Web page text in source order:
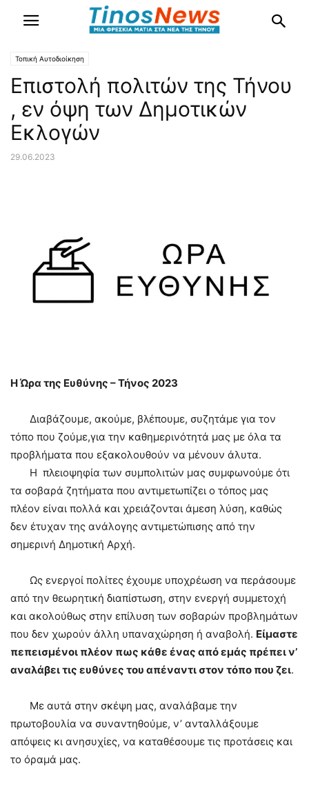
Τοπική Αυτοδιοίκηση
Επιστολή πολιτών της Τήνου
, εν όψη των Δημοτικών
Εκλογών
29.06.2023
Η Ώρα της Ευθύνης – Τήνος 2023
Διαβάζουμε, ακούμε, βλέπουμε, συζητάμε για τον
τόπο που ζούμε,για την καθημερινότητά μας με όλα τα
προβλήματα που εξακολουθούν να μένουν άλυτα.
Η πλειοψηφία των συμπολιτών μας συμφωνούμε ότι
τα σοβαρά ζητήματα που αντιμετωπίζει ο τόπος μας
πλέον είναι πολλά και χρειάζονται άμεση λύση, καθώς
δεν έτυχαν της ανάλογης αντιμετώπισης από την
σημερινή Δημοτική Αρχή.
Ως ενεργοί πολίτες έχουμε υποχρέωση να περάσουμε
από την θεωρητική διαπίστωση, στην ενεργή συμμετοχή
και ακολούθως στην επίλυση των σοβαρών προβλημάτων
που δεν χωρούν άλλη υπαναχώρηση ή αναβολή. Είμαστε
πεπεισμένοι πλέον πως κάθε ένας από εμάς πρέπει ν’
αναλάβει τις ευθύνες του απέναντι στον τόπο που ζει.
Με αυτά στην σκέψη μας, αναλάβαμε την
πρωτοβουλία να συναντηθούμε, ν’ ανταλλάξουμε
απόψεις κι ανησυχίες, να καταθέσουμε τις προτάσεις και
το όραμά μας.